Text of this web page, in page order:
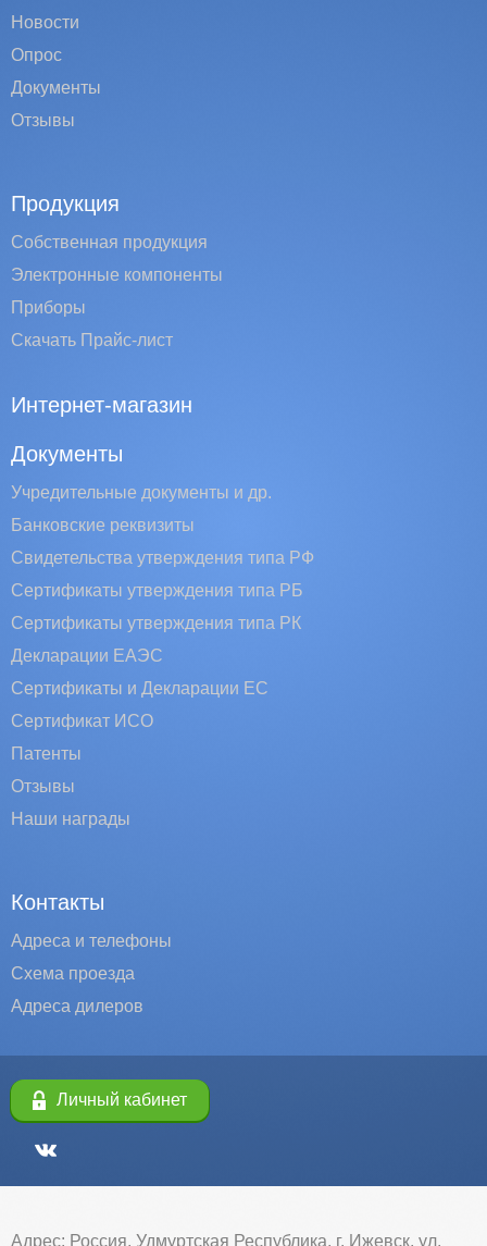
Новости
Опрос
Документы
Отзывы
Продукция
Собственная продукция
Электронные компоненты
Приборы
Скачать Прайс-лист
Интернет-магазин
Документы
Учредительные документы и др.
Банковские реквизиты
Свидетельства утверждения типа РФ
Сертификаты утверждения типа РБ
Сертификаты утверждения типа РК
Декларации ЕАЭС
Сертификаты и Декларации EC
Сертификат ИСО
Патенты
Отзывы
Наши награды
Контакты
Адреса и телефоны
Схема проезда
Адреса дилеров
Личный кабинет
Адрес: Россия, Удмуртская Республика, г. Ижевск, ул.